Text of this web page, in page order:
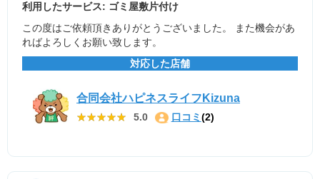
利用したサービス: ゴミ屋敷片付け
この度はご依頼頂きありがとうございました。 また機会があ
ればよろしくお願い致します。
対応した店舗
合同会社ハピネスライフKizuna
★★★★★
★★★★★ 5.0 口コミ (2)